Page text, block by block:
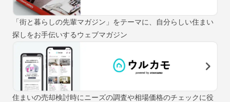
「街と暮らしの先輩マガジン」をテーマに、自分らしい住まい
探しをお手伝いするウェブマガジン
住まいの売却検討時にニーズの調査や相場価格のチェックに役